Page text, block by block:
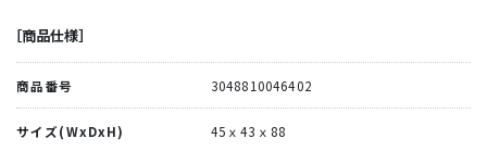
［商品仕様］
商品番号 3048810046402
サイズ(WxDxH) 45ｘ43ｘ88